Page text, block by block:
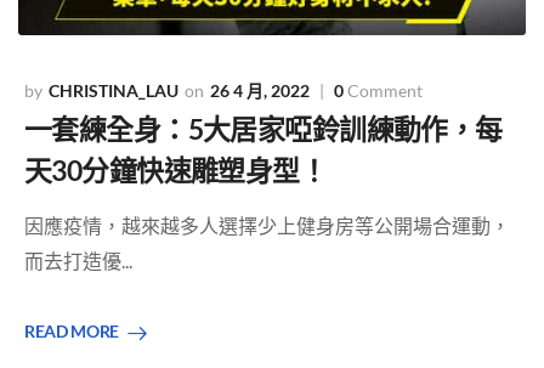
CHRISTINA_LAU 26 4 月, 2022 0Comment
一套練全身：5大居家啞鈴訓練動作，每
天30分鐘快速雕塑身型！
因應疫情，越來越多人選擇少上健身房等公開場合運動，
而去打造優...
READ MORE